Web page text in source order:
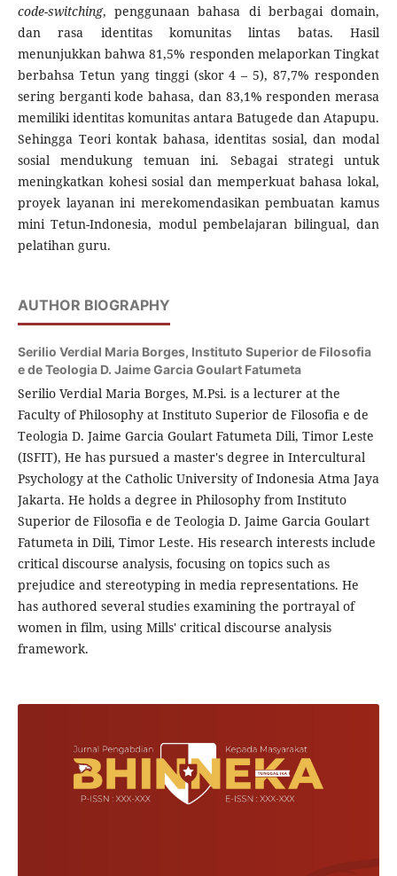
code-switching, penggunaan bahasa di berbagai domain,
dan rasa identitas komunitas lintas batas. Hasil
menunjukkan bahwa 81,5% responden melaporkan Tingkat
berbahsa Tetun yang tinggi (skor 4 – 5), 87,7% responden
sering berganti kode bahasa, dan 83,1% responden merasa
memiliki identitas komunitas antara Batugede dan Atapupu.
Sehingga Teori kontak bahasa, identitas sosial, dan modal
sosial mendukung temuan ini. Sebagai strategi untuk
meningkatkan kohesi sosial dan memperkuat bahasa lokal,
proyek layanan ini merekomendasikan pembuatan kamus
mini Tetun-Indonesia, modul pembelajaran bilingual, dan
pelatihan guru.
AUTHOR BIOGRAPHY
Serilio Verdial Maria Borges, Instituto Superior de Filosofia
e de Teologia D. Jaime Garcia Goulart Fatumeta
Serilio Verdial Maria Borges, M.Psi. is a lecturer at the
Faculty of Philosophy at Instituto Superior de Filosofia e de
Teologia D. Jaime Garcia Goulart Fatumeta Dili, Timor Leste
(ISFIT), He has pursued a master's degree in Intercultural
Psychology at the Catholic University of Indonesia Atma Jaya
Jakarta. He holds a degree in Philosophy from Instituto
Superior de Filosofia e de Teologia D. Jaime Garcia Goulart
Fatumeta in Dili, Timor Leste. His research interests include
critical discourse analysis, focusing on topics such as
prejudice and stereotyping in media representations. He
has authored several studies examining the portrayal of
women in film, using Mills' critical discourse analysis
framework.